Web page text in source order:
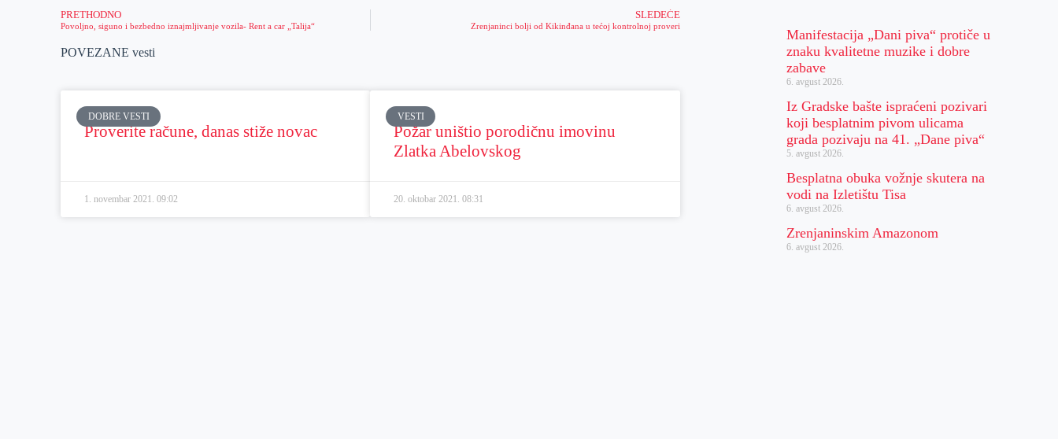
PRETHODNO
Povoljno, siguno i bezbedno iznajmljivanje vozila- Rent a car „Talija“
SLEDEĆE
Zrenjaninci bolji od Kikinđana u tećoj kontrolnoj proveri
POVEZANE vesti
DOBRE VESTI
Proverite račune, danas stiže novac
1. novembar 2021.09:02
VESTI
Požar uništio porodičnu imovinu
Zlatka Abelovskog
20. oktobar 2021.08:31
Manifestacija „Dani piva“ protiče u
znaku kvalitetne muzike i dobre
zabave
6. avgust 2026.
Iz Gradske bašte ispraćeni pozivari
koji besplatnim pivom ulicama
grada pozivaju na 41. „Dane piva“
5. avgust 2026.
Besplatna obuka vožnje skutera na
vodi na Izletištu Tisa
6. avgust 2026.
Zrenjaninskim Amazonom
6. avgust 2026.